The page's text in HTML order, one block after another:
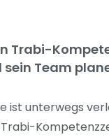
Trabi-
sein Team
unterwegs